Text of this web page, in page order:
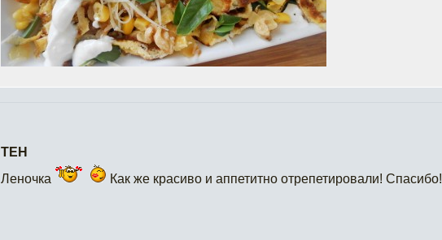
ТЕН
Леночка
Как же красиво и аппетитно отрепетировали! Спасибо!